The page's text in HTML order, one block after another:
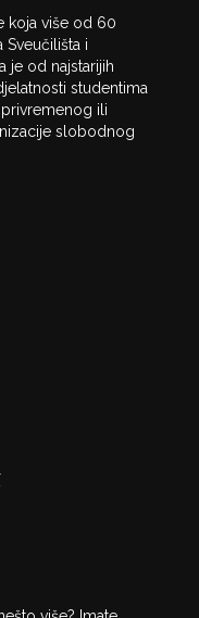
koja više od 60
Sveučilišta i
je od najstarijih
studentima
ili
slobodnog